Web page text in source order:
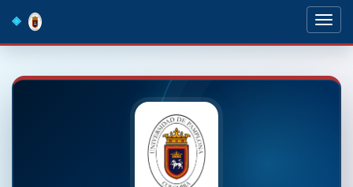
navigation